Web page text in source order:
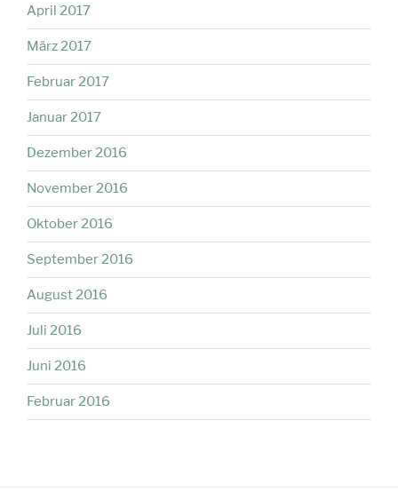
April 2017
März 2017
Februar 2017
Januar 2017
Dezember 2016
November 2016
Oktober 2016
September 2016
August 2016
Juli 2016
Juni 2016
Februar 2016